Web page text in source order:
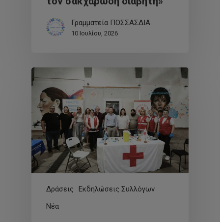
Γραμματεία ΠΟΣΣΑΣΔΙΑ
10 Ιουλίου, 2026
Δράσεις
Εκδηλώσεις Συλλόγων
Νέα